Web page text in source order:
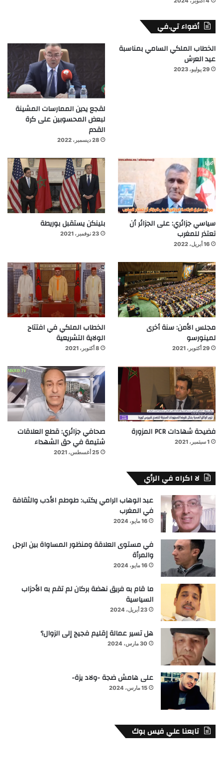
أضواء تي.في
الخطاب الملكي السامي بمناسبة
عيد العرش
29 يوليو، 2023
لقجع يدين الممارسات المشينة
لبعض المحسوبين على كرة
القدم
28 ديسمبر، 2022
سياسي جزائري: على الجزائر أن
تعتذر للمغرب
16 أبريل، 2022
بلينكن يستقبل بوريطة
23 نوفمبر، 2021
مجلس الأمن: سنة أخرى
لمينورسو
29 أكتوبر، 2021
الخطاب الملكي في افتتاح
الولاية التشريعية
8 أكتوبر، 2021
فضيحة شهادات PCR المزورة
1 سبتمبر، 2021
صحافي جزائري: قطع العلاقات
شتيمة في حق الشهداء
25 أغسطس، 2021
لا اكراه في الرأي
عبد الوهاب الرامي يكتب: طوطم الأدب والثقافة
في المغرب
16 مايو، 2024
في مستوى العلاقة ومنظور المساواة بين الرجل
والمرأة
16 مايو، 2024
ما قام به فريق نهضة بركان لم تقم به الأحزاب
السياسية
23 أبريل، 2024
هل تسير عمالة إقليم فجيج إلى الزوال؟
30 مارس، 2024
على هامش ضجة -ولاد يزة-
15 مارس، 2024
تابعنا علي فيس بوك